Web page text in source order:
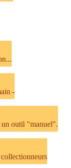
-
un outil "manuel".